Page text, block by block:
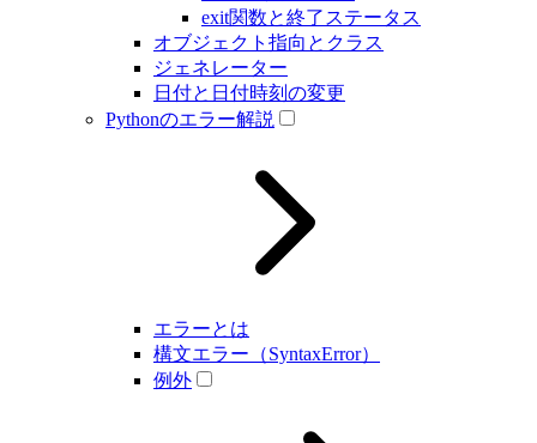
exit関数と終了ステータス
オブジェクト指向とクラス
ジェネレーター
日付と日付時刻の変更
Pythonのエラー解説
エラーとは
構文エラー（SyntaxError）
例外